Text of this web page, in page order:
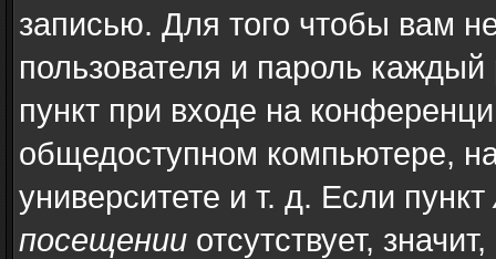
записью. Для того чтобы вам
пользователя и пароль
пункт при входе на
общедоступном компьютере,
университете и т. д. Если пункт
посещении отсутствует,